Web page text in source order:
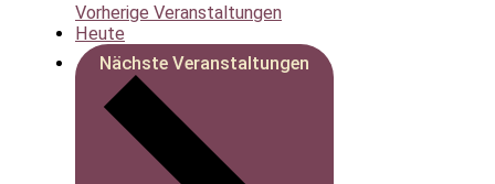
Vorherige Veranstaltungen
Heute
Nächste Veranstaltungen